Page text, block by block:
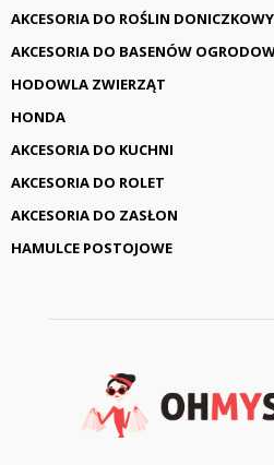
AKCESORIA DO ROŚLIN
AKCESORIA DO BASENÓW
HODOWLA ZWIERZĄT
HONDA
AKCESORIA DO KUCHNI
AKCESORIA DO ROLET
AKCESORIA DO ZASŁON
HAMULCE POSTOJOWE